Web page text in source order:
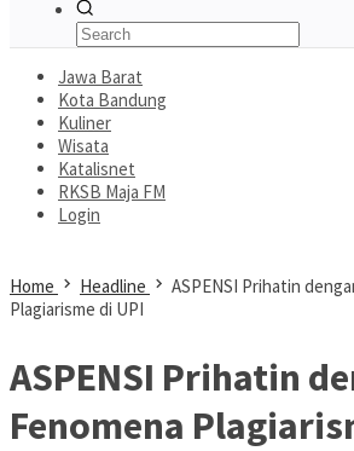
Jawa Barat
Kota Bandung
Kuliner
Wisata
Katalisnet
RKSB Maja FM
Login
Home Headline
ASPENSI Prihatin
Plagiarisme di UPI
ASPENSI Prihatin
Fenomena